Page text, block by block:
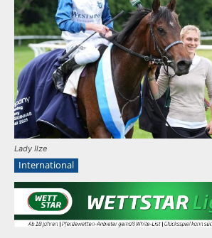
Lady Ilze
International